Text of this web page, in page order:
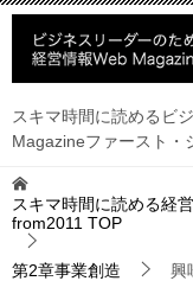
スキマ時間に読めるビ
Magazineファースト・
スキマ時間に読める経
from2011 TOP
第2章事業創造 興